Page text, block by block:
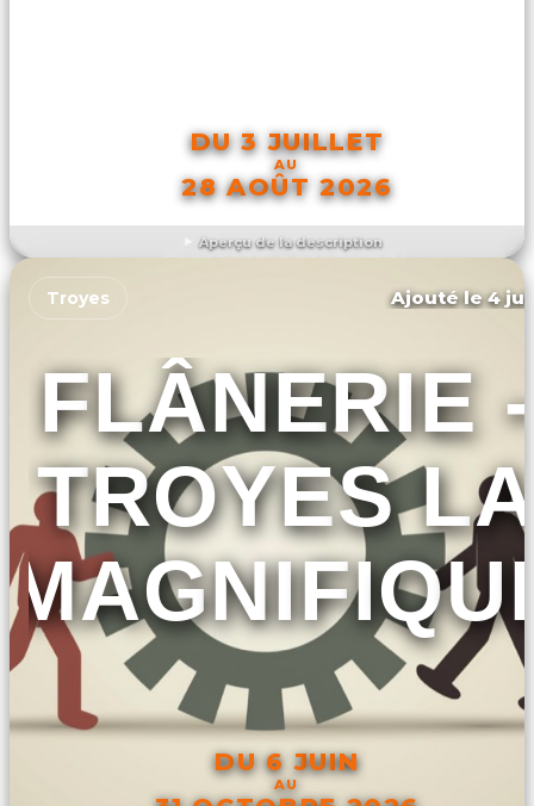
Aperçu de la description
DU 3 JUILLET
AU
28 AOÛT 2026
DÉCOUVRIR L'ÉVÉNEMENT
Troyes Ajouté le 4
FLÂNERIE -
TROYES
DU 6 JUIN
AU